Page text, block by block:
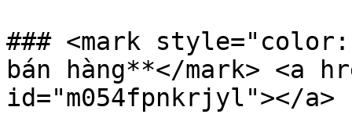
### <mark
bán hàng**</mark> <a
id="m054fpnkrjyl"></a>